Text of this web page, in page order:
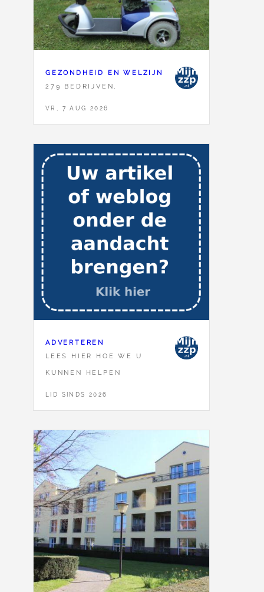
GEZONDHEID EN WELZIJN
279 BEDRIJVEN,
VR, 7 AUG 2026
ADVERTEREN
LEES HIER HOE WE U
KUNNEN HELPEN
LID SINDS 2026